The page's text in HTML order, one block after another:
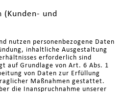
(Kunden- und
nutzen personenbezogene Daten
inhaltliche Ausgestaltung
erforderlich sind
auf Grundlage von Art. 6 Abs. 1
von Daten zur Erfüllung
Maßnahmen gestattet.
die Inanspruchnahme unserer